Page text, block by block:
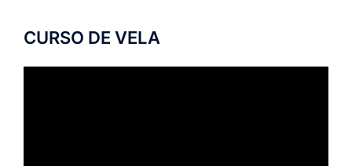
CURSO DE VELA